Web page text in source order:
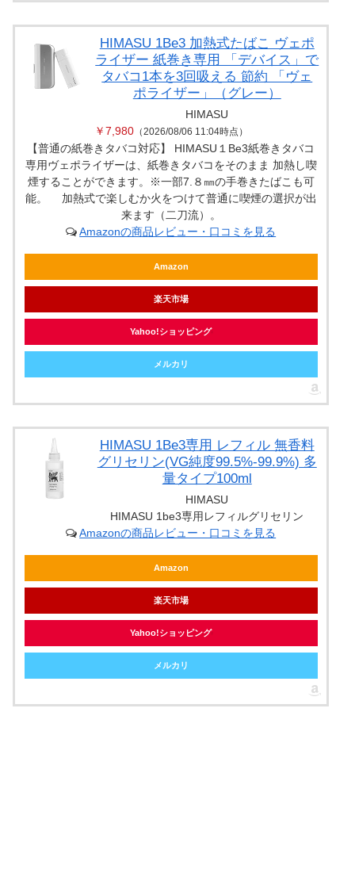
HIMASU 1Be3 加熱式たばこ ヴェポ
ライザー 紙巻き専用 「デバイス」で
タバコ1本を3回吸える 節約 「ヴェ
ポライザー」（グレー）
HIMASU
￥7,980（2026/08/06 11:04時点）
【普通の紙巻きタバコ対応】 HIMASU１Be3紙巻きタバコ
専用ヴェポライザーは、紙巻きタバコをそのまま 加熱し喫
煙することができます。※一部7.８㎜の手巻きたばこも可
能。 加熱式で楽しむか火をつけて普通に喫煙の選択が出
来ます（二刀流）。
Amazonの商品レビュー・口コミを見る
Amazon
楽天市場
Yahoo!ショッピング
メルカリ
HIMASU 1Be3専用 レフィル 無香料
グリセリン(VG純度99.5%-99.9%) 多
量タイプ100ml
HIMASU
HIMASU 1be3専用レフィルグリセリン
Amazonの商品レビュー・口コミを見る
Amazon
楽天市場
Yahoo!ショッピング
メルカリ